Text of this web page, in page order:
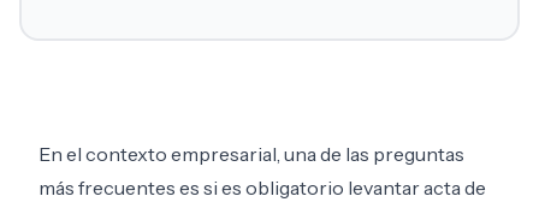
En el contexto empresarial, una de las preguntas
más frecuentes es si es obligatorio levantar acta de